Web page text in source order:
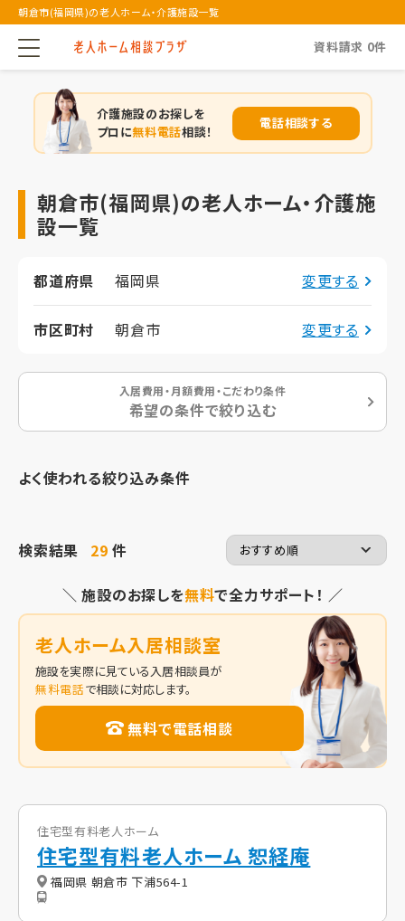
朝倉市(福岡県)の老人ホーム・介護施設一覧
資料請求 0件
介護施設のお探しを
プロに無料電話相談！
電話相談する
朝倉市(福岡県)の老人ホーム・介護施
設一覧
都道府県 福岡県 変更する
市区町村 朝倉市 変更する
入居費用・月額費用・こだわり条件
希望の条件で絞り込む
よく使われる絞り込み条件
検索結果 29件
＼ 施設のお探しを無料で全力サポート！ ／
老人ホーム入居相談室
施設を実際に見ている入居相談員が
無料電話で相談に対応します。
無料で電話相談
住宅型有料老人ホーム
住宅型有料老人ホーム 恕経庵
福岡県 朝倉市 下浦564-1